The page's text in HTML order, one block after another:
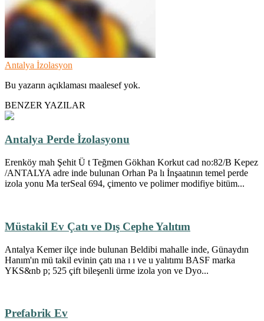
Antalya İzolasyon
Bu yazarın açıklaması maalesef yok.
BENZER YAZILAR
Antalya Perde İzolasyonu
Erenköy mah Şehit Ü t Teğmen Gökhan Korkut cad no:82/B Kepez
/ANTALYA adre inde bulunan Orhan Pa lı İnşaatının temel perde
izola yonu Ma terSeal 694, çimento ve polimer modifiye bitüm...
Müstakil Ev Çatı ve Dış Cephe Yalıtım
Antalya Kemer ilçe inde bulunan Beldibi mahalle inde, Günaydın
Hanım'ın mü takil evinin çatı ına ı ı ve u yalıtımı BASF marka
YKS&nb p; 525 çift bileşenli ürme izola yon ve Dyo...
Prefabrik Ev